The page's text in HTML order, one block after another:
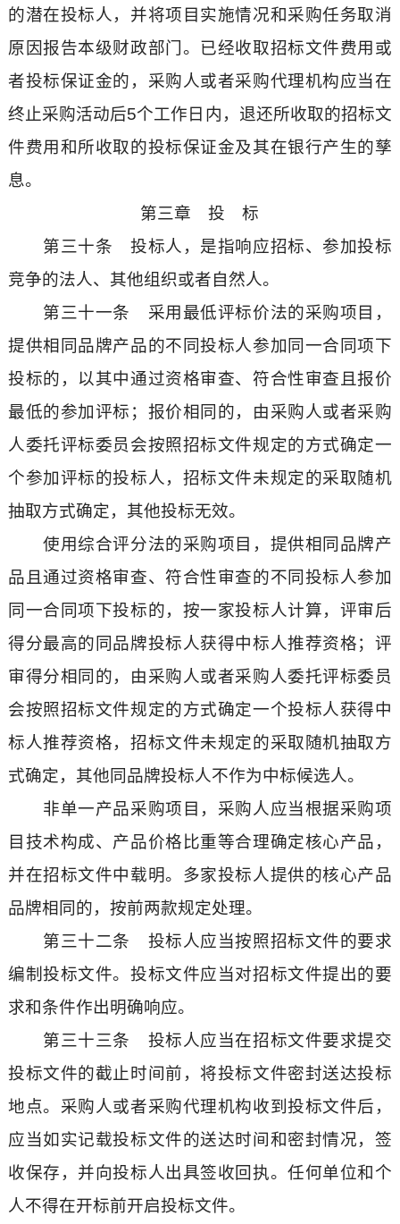
的潜在投标人，并将项目实施情况和采购任务取消
原因报告本级财政部门。已经收取招标文件费用或
者投标保证金的，采购人或者采购代理机构应当在
终止采购活动后5个工作日内，退还所收取的招标文
件费用和所收取的投标保证金及其在银行产生的孳
息。
第三章 投 标
第三十条 投标人，是指响应招标、参加投标
竞争的法人、其他组织或者自然人。
第三十一条 采用最低评标价法的采购项目，
提供相同品牌产品的不同投标人参加同一合同项下
投标的，以其中通过资格审查、符合性审查且报价
最低的参加评标；报价相同的，由采购人或者采购
人委托评标委员会按照招标文件规定的方式确定一
个参加评标的投标人，招标文件未规定的采取随机
抽取方式确定，其他投标无效。
使用综合评分法的采购项目，提供相同品牌产
品且通过资格审查、符合性审查的不同投标人参加
同一合同项下投标的，按一家投标人计算，评审后
得分最高的同品牌投标人获得中标人推荐资格；评
审得分相同的，由采购人或者采购人委托评标委员
会按照招标文件规定的方式确定一个投标人获得中
标人推荐资格，招标文件未规定的采取随机抽取方
式确定，其他同品牌投标人不作为中标候选人。
非单一产品采购项目，采购人应当根据采购项
目技术构成、产品价格比重等合理确定核心产品，
并在招标文件中载明。多家投标人提供的核心产品
品牌相同的，按前两款规定处理。
第三十二条 投标人应当按照招标文件的要求
编制投标文件。投标文件应当对招标文件提出的要
求和条件作出明确响应。
第三十三条 投标人应当在招标文件要求提交
投标文件的截止时间前，将投标文件密封送达投标
地点。采购人或者采购代理机构收到投标文件后，
应当如实记载投标文件的送达时间和密封情况，签
收保存，并向投标人出具签收回执。任何单位和个
人不得在开标前开启投标文件。